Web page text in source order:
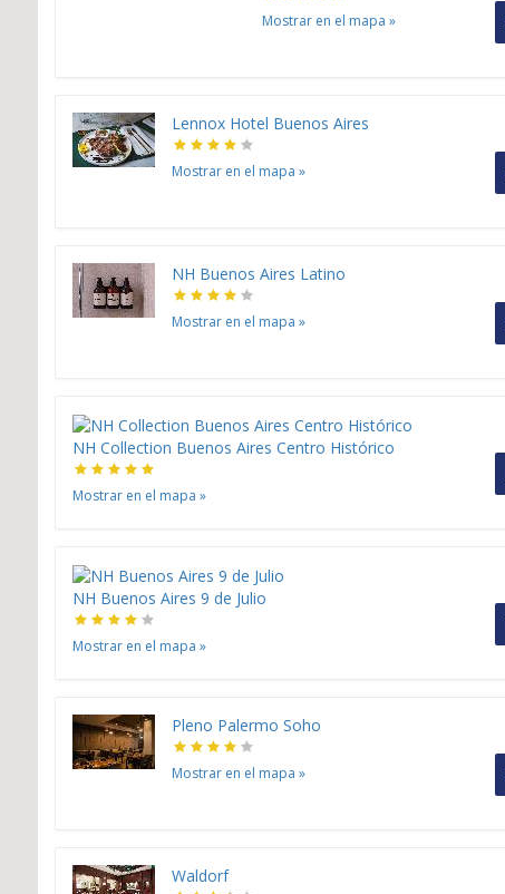
Mostrar en el mapa »
Lennox Hotel Buenos Aires
Mostrar en el mapa »
NH Buenos Aires Latino
Mostrar en el mapa »
NH Collection Buenos Aires Centro Histórico
Mostrar en el mapa »
NH Buenos Aires 9 de Julio
Mostrar en el mapa »
Pleno Palermo Soho
Mostrar en el mapa »
Waldorf